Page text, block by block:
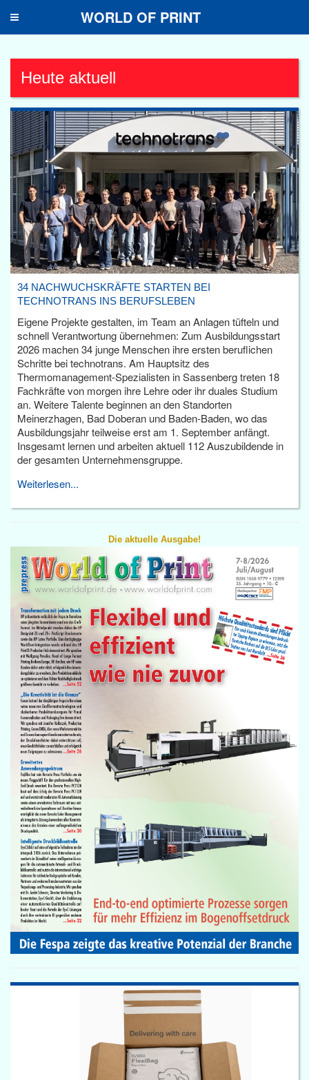
Toggle
WORLD OF PRINT
Heute aktuell
34 NACHWUCHSKRÄFTE STARTEN BEI
TECHNOTRANS INS BERUFSLEBEN
Eigene Projekte gestalten, im Team an Anlagen tüfteln und
schnell Verantwortung übernehmen: Zum Ausbildungsstart
2026 machen 34 junge Menschen ihre ersten beruflichen
Schritte bei technotrans. Am Hauptsitz des
Thermomanagement-Spezialisten in Sassenberg treten 18
Fachkräfte von morgen ihre Lehre oder ihr duales Studium
an. Weitere Talente beginnen an den Standorten
Meinerzhagen, Bad Doberan und Baden-Baden, wo das
Ausbildungsjahr teilweise erst am 1. September anfängt.
Insgesamt lernen und arbeiten aktuell 112 Auszubildende in
der gesamten Unternehmensgruppe.
Weiterlesen...
Die aktuelle Ausgabe!